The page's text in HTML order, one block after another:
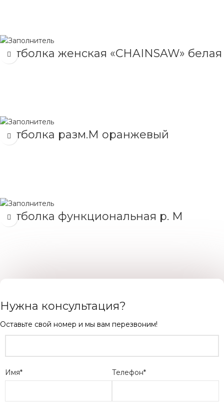
Футболка женская «CHAINSAW» белая
Футболка разм.М оранжевый
Футболка функциональная р. М
Нужна консультация?
Оставьте свой номер и мы вам перезвоним!
Имя* Телефон*